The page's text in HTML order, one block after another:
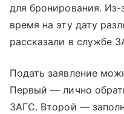
для бронирования.
время на эту дату
рассказали в службе
Подать заявление
Первый — лично
ЗАГС. Второй —